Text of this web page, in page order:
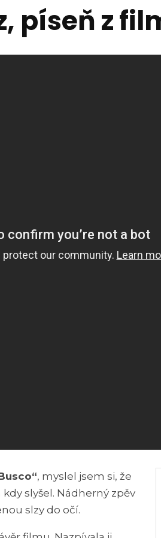
píseň z
, myslel jsem si, že
slyšel. Nádherný zpěv
slzy do očí.